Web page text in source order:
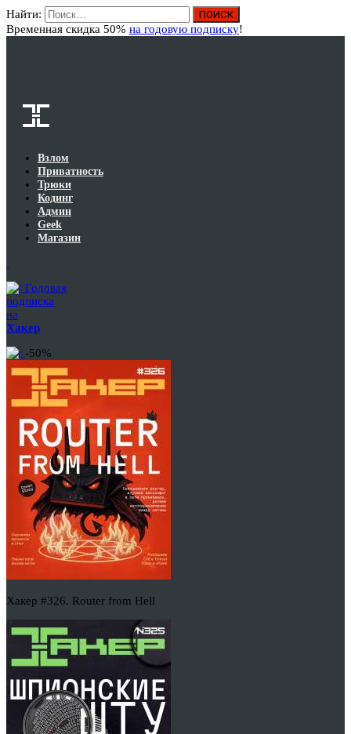
Найти:
Временная скидка 50% на годовую подписку!
Взлом
Приватность
Трюки
Кодинг
Админ
Geek
Магазин
Годовая
подписка
на
Хакер
-50%
Хакер #326. Router from Hell